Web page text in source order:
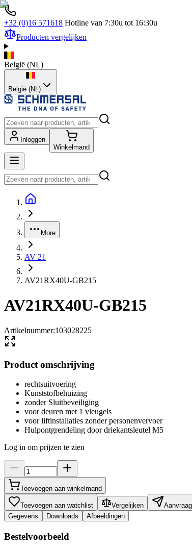
+32 (0)16 571618 Hotline van 7:30u tot 16:30u
Producten vergelijken
België (NL)
België (NL)
Inloggen
Winkelmand
More
AV 21
AV21RX40U-GB215
AV21RX40U-GB215
Artikelnummer:103028225
Product omschrijving
rechtsuitvoering
Kunststofbehuizing
zonder Sluitbeveiliging
voor deuren met 1 vleugels
voor liftinstallaties zonder personenvervoer
Hulpontgrendeling door driekantsleutel M5
Log in om prijzen te zien
Toevoegen aan winkelmand
Toevoegen aan watchlist Vergelijken
Gegevens
Downloads Afbeeldingen
Bestelvoorbeeld